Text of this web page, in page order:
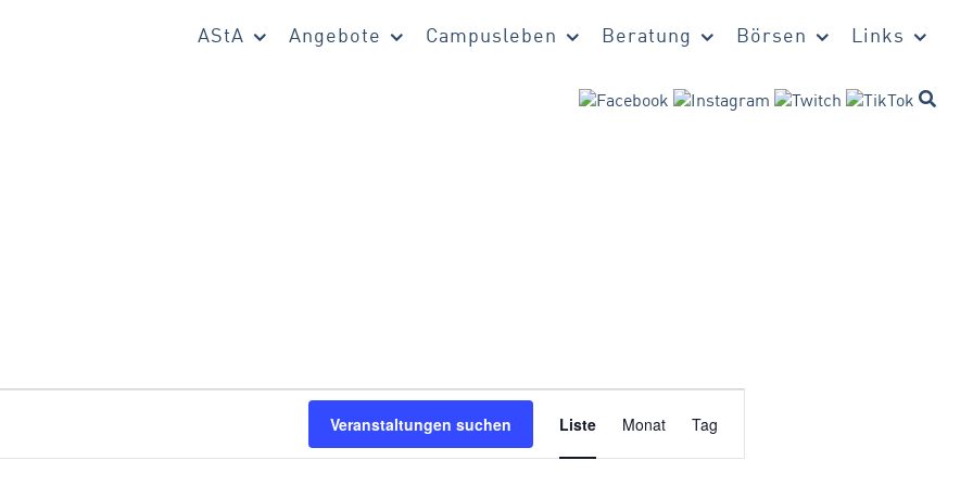
AStA Angebote Campusleben Beratung Börsen Links
Veranstaltungen suchen
Ansichten-
Liste Monat Tag